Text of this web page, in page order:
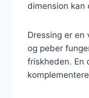
dimension kan
Dressing er
og peber
friskheden. En